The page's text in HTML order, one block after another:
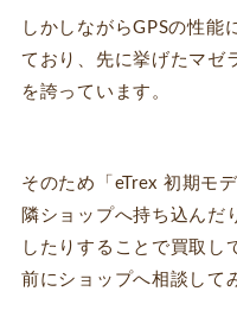
しかしながらGPSの性能
ており、先に挙げたマゼ
を誇っています。
そのため「eTrex 初期モ
隣ショップへ持ち込んだ
したりすることで買取し
前にショップへ相談して